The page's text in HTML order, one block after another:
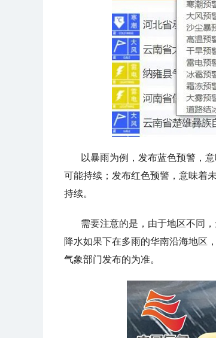
以暴雨为例，发布蓝色预警，
可能持续；发布红色预警，意味着
持续。
需要注意的是，由于地区不同
降水如果下在多雨的华南沿海地区
气象部门发布的为准。